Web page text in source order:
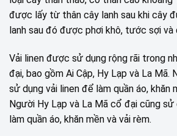
được lấy từ thân cây lanh sau khi cây
lanh sau đó được phơi khô, tước sợi và
Vải linen được sử dụng rộng rãi trong
đại, bao gồm Ai Cập, Hy Lạp và La Mã.
sử dụng vải linen để làm quần áo, khăn
Người Hy Lạp và La Mã cổ đại cũng sử
làm quần áo, khăn mền và vải rèm.